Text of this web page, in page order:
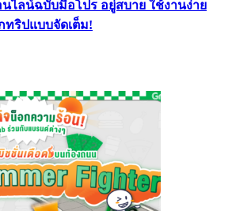
ไลน์ฉบับมือโปร อยู่สบาย ใช้งานง่าย
ทริปแบบจัดเต็ม!